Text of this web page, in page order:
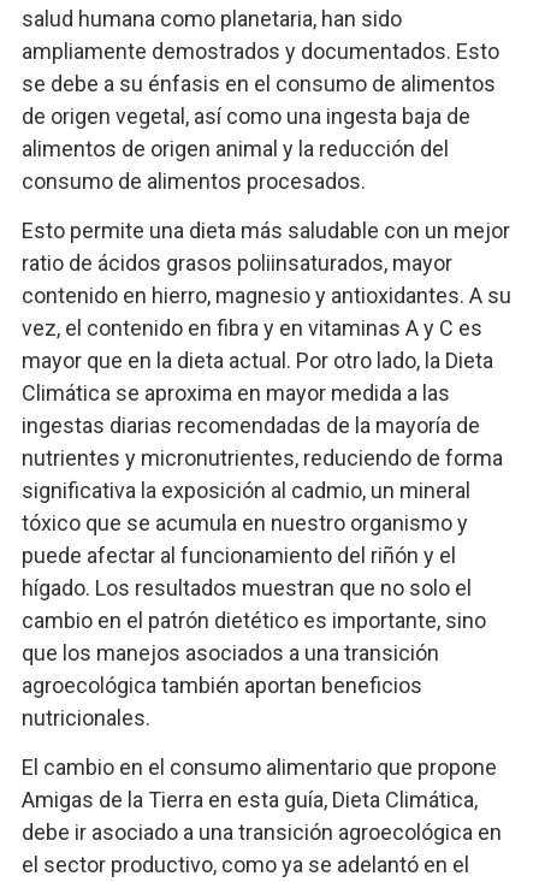
salud humana como planetaria, han sido
ampliamente demostrados y documentados. Esto
se debe a su énfasis en el consumo de alimentos
de origen vegetal, así como una ingesta baja de
alimentos de origen animal y la reducción del
consumo de alimentos procesados.
Esto permite una dieta más saludable con un mejor
ratio de ácidos grasos poliinsaturados, mayor
contenido en hierro, magnesio y antioxidantes. A su
vez, el contenido en fibra y en vitaminas A y C es
mayor que en la dieta actual. Por otro lado, la Dieta
Climática se aproxima en mayor medida a las
ingestas diarias recomendadas de la mayoría de
nutrientes y micronutrientes, reduciendo de forma
significativa la exposición al cadmio, un mineral
tóxico que se acumula en nuestro organismo y
puede afectar al funcionamiento del riñón y el
hígado. Los resultados muestran que no solo el
cambio en el patrón dietético es importante, sino
que los manejos asociados a una transición
agroecológica también aportan beneficios
nutricionales.
El cambio en el consumo alimentario que propone
Amigas de la Tierra en esta guía, Dieta Climática,
debe ir asociado a una transición agroecológica en
el sector productivo, como ya se adelantó en el